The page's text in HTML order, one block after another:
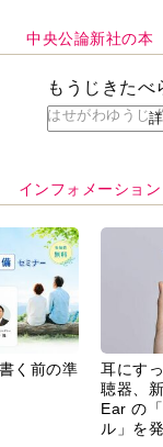
く前の準
耳にす
聴器、
Ear の
ル」を
トするオ
ン
」発売
【編集
いての